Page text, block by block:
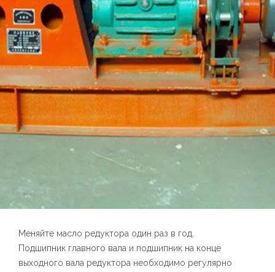
Меняйте масло редуктора один раз в год.
Подшипник главного вала и подшипник на конце
выходного вала редуктора необходимо регулярно